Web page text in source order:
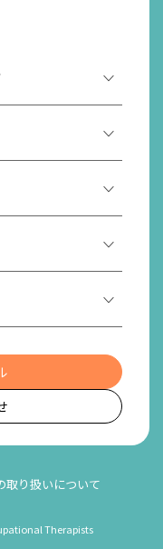
取り扱いについて
Therapists